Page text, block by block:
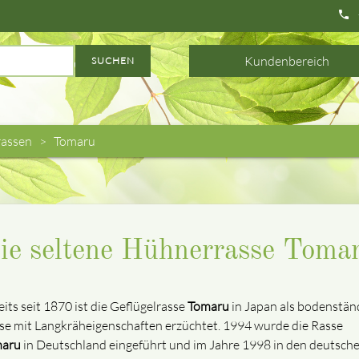
phone
SUCHEN Kundenbereich
Tomaru
seltene Hühnerrasse
seit 1870 ist die GeflügelrasseTomaru in Japan als
mit Langkräheigenschaften erzüchtet. 1994 wurde die Rasse
in Deutschland eingeführt und im Jahre 1998 in den